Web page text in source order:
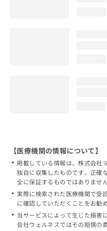
【医療機関の情報について】
掲載している情報は、株式会社
独自に収集したものです。正確
全に保証するものではありません
実際に検索された医療機関で受
に確認していただくことをお勧
当サービスによって生じた損害
会社ウェルネスではその賠償の